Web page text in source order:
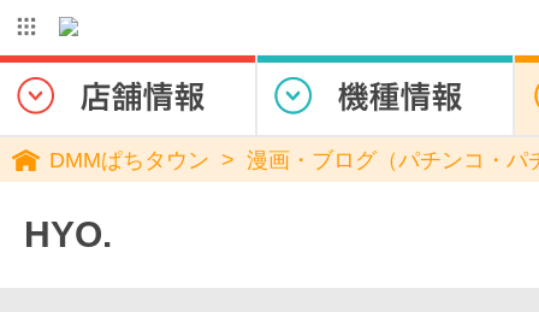
DMMぱちタウン 漫画・ブログ（パチンコ・パ
HYO.